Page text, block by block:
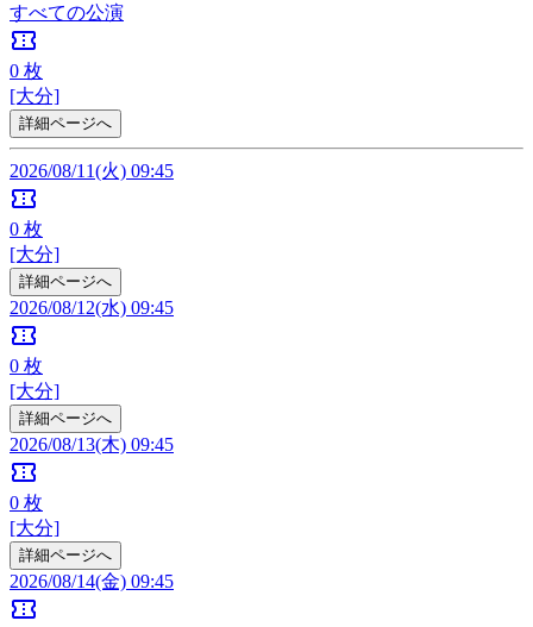
すべての公演
confirmation_number
0 枚
[大分]
詳細ページへ
2026/08/11(火) 09:45
confirmation_number
0 枚
[大分]
詳細ページへ
2026/08/12(水) 09:45
confirmation_number
0 枚
[大分]
詳細ページへ
2026/08/13(木) 09:45
confirmation_number
0 枚
[大分]
詳細ページへ
2026/08/14(金) 09:45
confirmation_number